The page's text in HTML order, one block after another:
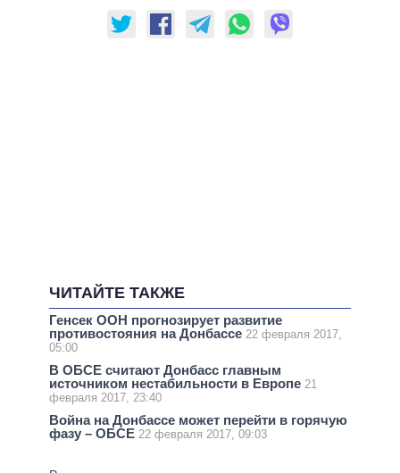
ЧИТАЙТЕ ТАКЖЕ
Генсек ООН прогнозирует развитие
противостояния на Донбассе 22 февраля 2017,
05:00
В ОБСЕ считают Донбасс главным
источником нестабильности в Европе 21
февраля 2017, 23:40
Война на Донбассе может перейти в горячую
фазу – ОБСЕ 22 февраля 2017, 09:03